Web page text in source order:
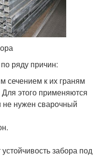
ряду причин:
сечением к их граням
этого применяются
нужен сварочный
забора под